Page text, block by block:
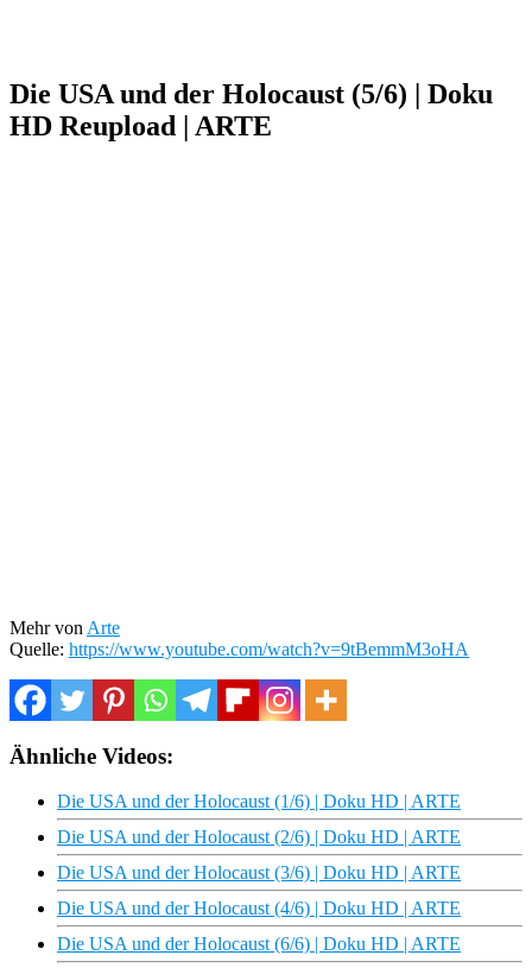
Die USA und der Holocaust (5/6) | Doku
HD Reupload | ARTE
Mehr von Arte
Quelle: https://www.youtube.com/watch?v=9tBemmM3oHA
Ähnliche Videos:
Die USA und der Holocaust (1/6) | Doku HD | ARTE
Die USA und der Holocaust (2/6) | Doku HD | ARTE
Die USA und der Holocaust (3/6) | Doku HD | ARTE
Die USA und der Holocaust (4/6) | Doku HD | ARTE
Die USA und der Holocaust (6/6) | Doku HD | ARTE